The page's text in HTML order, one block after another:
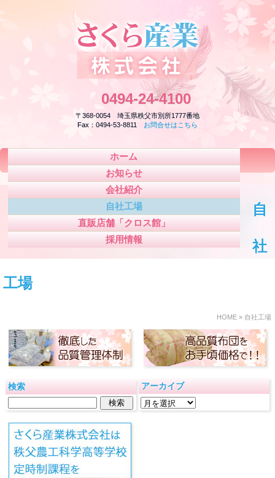
0494-24-4100
〒368-0054 埼玉県秩父市別所1777番地
Fax：0494-53-8811 お問合せはこちら
ホーム
お知らせ
会社紹介
自社工場
直販店舗「クロス館」
採用情報
自
社
工場
HOME » 自社工場
検索 アーカイブ